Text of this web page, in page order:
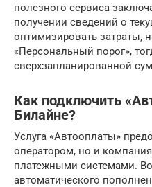
полезного сервиса
получении сведений о
оптимизировать затраты,
«Персональный порог»,
сверхзапланированной
Как подключить
Билайне?
Услуга «Автооплаты»
оператором, но и
платежными системами.
автоматического